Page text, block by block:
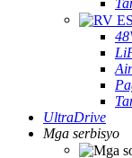
UltraDrive
Mga serbisyo